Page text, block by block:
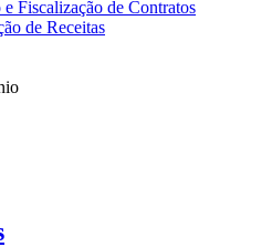
Fiscalização de Contratos
de Receitas